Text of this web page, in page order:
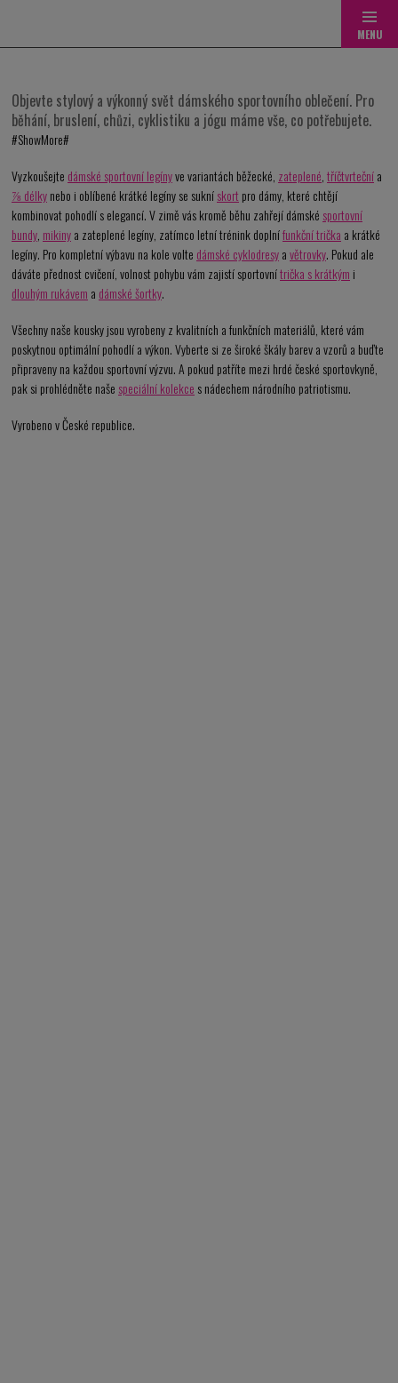
obsah
Objevte stylový a výkonný svět dámského sportovního oblečení. Pro
běhání, bruslení, chůzi, cyklistiku a jógu máme vše, co potřebujete.
Vyzkoušejte dámské sportovní legínyve variantách běžecké, zateplené tříčtvrtečnía
⅞ délkynebo i oblíbené krátké legíny se suknískort pro dámy, které chtějí
kombinovat pohodlí s elegancí.V zimě vás kromě běhu zahřejí dámské sportovní
bundy mikinya zateplené legíny, zatímco letní trénink doplnífunkční trička a krátké
legíny. Pro kompletní výbavu na kole volte dámské cyklodresyavětrovky. Pokud ale
dáváte přednost cvičení, volnost pohybu vám zajistí sportovnítrička s krátkým i
dlouhým rukávem a dámské šortky.
Všechny naše kousky jsou vyrobeny z kvalitních a funkčních materiálů, které vám
poskytnou optimální pohodlí a výkon. Vyberte si ze široké škály barev a vzorů a buďte
připraveny na každou sportovní výzvu. A pokud patříte mezi hrdé české sportovkyně,
pak si prohlédněte naše speciální kolekce s nádechem národního patriotismu.
Vyrobeno v České republice.